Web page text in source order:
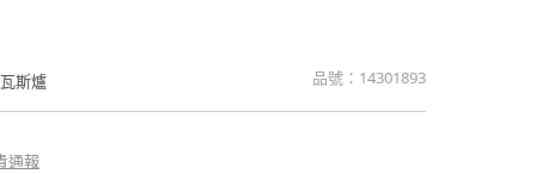
斯爐
品號： 14301893
通報